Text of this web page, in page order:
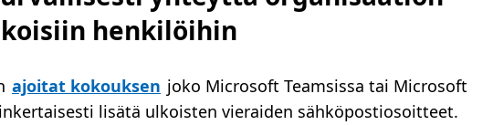
henkilöihin
ajoitat kokouksen joko Microsoft Teamsissa tai Microsoft
lisätä ulkoisten vieraiden sähköpostiosoitteet.